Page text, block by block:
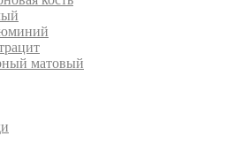
матовый